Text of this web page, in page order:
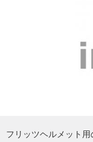
フリッツヘルメット用